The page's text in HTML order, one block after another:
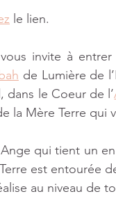
le lien.
invite à
de Lumière de
dans le Coeur de l’
la Mère Terre
qui tient un
est entourée
au niveau de